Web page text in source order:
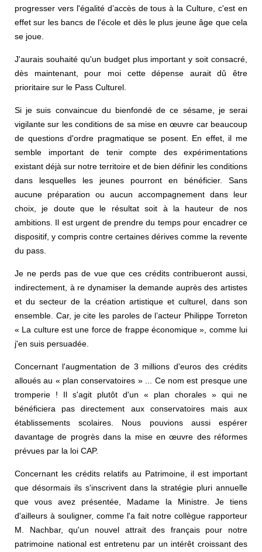
progresser vers l'égalité d’accès de tous à la Culture, c'est en
effet sur les bancs de l'école et dès le plus jeune âge que cela
se joue.
J'aurais souhaité qu'un budget plus important y soit consacré,
dès maintenant, pour moi cette dépense aurait dû être
prioritaire sur le Pass Culturel.
Si je suis convaincue du bienfondé de ce sésame, je serai
vigilante sur les conditions de sa mise en œuvre car beaucoup
de questions d'ordre pragmatique se posent. En effet, il me
semble important de tenir compte des expérimentations
existant déjà sur notre territoire et de bien définir les conditions
dans lesquelles les jeunes pourront en bénéficier. Sans
aucune préparation ou aucun accompagnement dans leur
choix, je doute que le résultat soit à la hauteur de nos
ambitions. Il est urgent de prendre du temps pour encadrer ce
dispositif, y compris contre certaines dérives comme la revente
du pass.
Je ne perds pas de vue que ces crédits contribueront aussi,
indirectement, à re dynamiser la demande auprès des artistes
et du secteur de la création artistique et culturel, dans son
ensemble. Car, je cite les paroles de l’acteur Philippe Torreton
« La culture est une force de frappe économique », comme lui
j'en suis persuadée.
Concernant l'augmentation de 3 millions d'euros des crédits
alloués au « plan conservatoires » ... Ce nom est presque une
tromperie ! Il s'agit plutôt d'un « plan chorales » qui ne
bénéficiera pas directement aux conservatoires mais aux
établissements scolaires. Nous pouvions aussi espérer
davantage de progrès dans la mise en œuvre des réformes
prévues par la loi CAP.
Concernant les crédits relatifs au Patrimoine, il est important
que désormais ils s'inscrivent dans la stratégie pluri annuelle
que vous avez présentée, Madame la Ministre. Je tiens
d'ailleurs à souligner, comme l'a fait notre collègue rapporteur
M. Nachbar, qu'un nouvel attrait des français pour notre
patrimoine national est entretenu par un intérêt croissant des